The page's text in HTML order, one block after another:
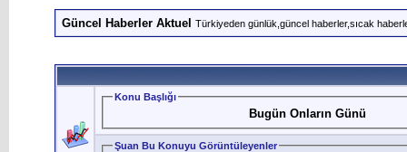
Güncel Haberler Aktuel Türkiyeden günlük,güncel haberler,sıcak
Konu Başlığı
Bugün Onların Günü
Şuan Bu Konuyu Görüntüleyenler